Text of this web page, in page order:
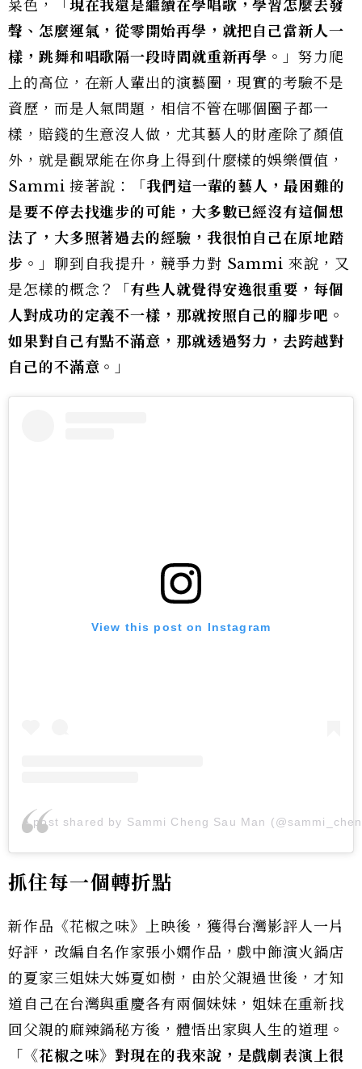
菜色，「 現在我還是繼續在學唱歌，學習怎麼去發
聲、怎麼運氣，從零開始再學，就把自己當新人一
樣，跳舞和唱歌隔一段時間就重新再學。」努力爬
上的高位，在新人輩出的演藝圈，現實的考驗不是
資歷，而是人氣問題，相信不管在哪個圈子都一
樣，賠錢的生意沒人做，尤其藝人的財產除了顏值
外，就是觀眾能在你身上得到什麼樣的娛樂價值，
Sammi 接著說：「 我們這一輩的藝人，最困難的
是要不停去找進步的可能，大多數已經沒有這個想
法了，大多照著過去的經驗，我很怕自己在原地踏
步。 」聊到自我提升，競爭力對 Sammi 來說，又
是怎樣的概念？「 有些人就覺得安逸很重要，每個
人對成功的定義不一樣，那就按照自己的腳步吧。
如果對自己有點不滿意，那就透過努力，去跨越對
自己的不滿意。」
View this post on Instagram
A post shared by Sammi Cheng Sau Man
抓住每一個轉折點
新作品《花椒之味》上映後，獲得台灣影評人一片
好評，改編自名作家張小嫻作品，戲中飾演火鍋店
的夏家三姐妹大姊夏如樹，由於父親過世後，才知
道自己在台灣與重慶各有兩個妹妹，姐妹在重新找
回父親的麻辣鍋秘方後，體悟出家與人生的道理。
「
《花椒之味》對現在的我來說，是戲劇表演上很